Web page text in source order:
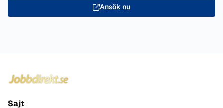
Ansök nu
Sajt